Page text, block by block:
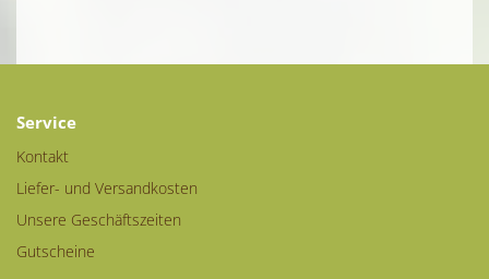
Service
Kontakt
Liefer- und Versandkosten
Unsere Geschäftszeiten
Gutscheine